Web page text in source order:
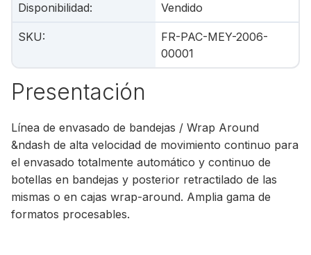
Disponibilidad: Vendido
SKU:
FR-PAC-MEY-2006-
00001
Presentación
Línea de envasado de bandejas / Wrap Around
&ndash de alta velocidad de movimiento continuo para
el envasado totalmente automático y continuo de
botellas en bandejas y posterior retractilado de las
mismas o en cajas wrap-around. Amplia gama de
formatos procesables.